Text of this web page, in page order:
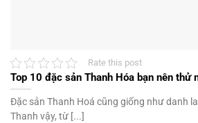
Rate this post
Top 10 đặc sản Thanh Hóa bạn nên thử
Đặc sản Thanh Hoá cũng giống như danh
Thanh vậy, từ [...]